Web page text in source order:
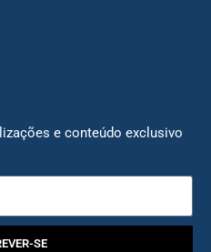
e conteúdo exclusivo
SE